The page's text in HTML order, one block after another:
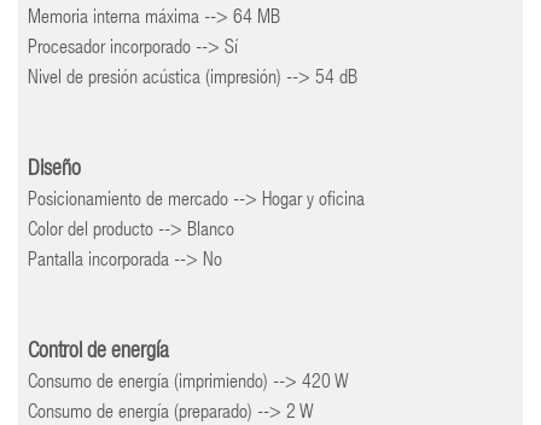
Memoria interna máxima --> 64 MB
Procesador incorporado --> Sí
Nivel de presión acústica (impresión) --> 54 dB
Diseño
Posicionamiento de mercado --> Hogar y oficina
Color del producto --> Blanco
Pantalla incorporada --> No
Control de energía
Consumo de energía (imprimiendo) --> 420 W
Consumo de energía (preparado) --> 2 W